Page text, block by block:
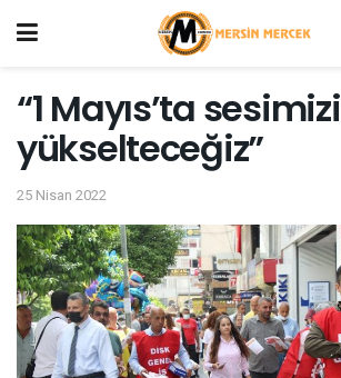
“1 Mayıs’ta sesimizi
yükselteceğiz”
25 Nisan 2022